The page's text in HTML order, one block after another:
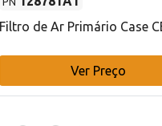
Filtro de Ar Primário Case
Ver Preço